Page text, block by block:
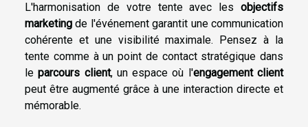
L'harmonisation de votre tente avec les objectifs
marketing de l'événement garantit une communication
cohérente et une visibilité maximale. Pensez à la
tente comme à un point de contact stratégique dans
leparcours client, un espace où l'engagement client
peut être augmenté grâce à une interaction directe et
mémorable.